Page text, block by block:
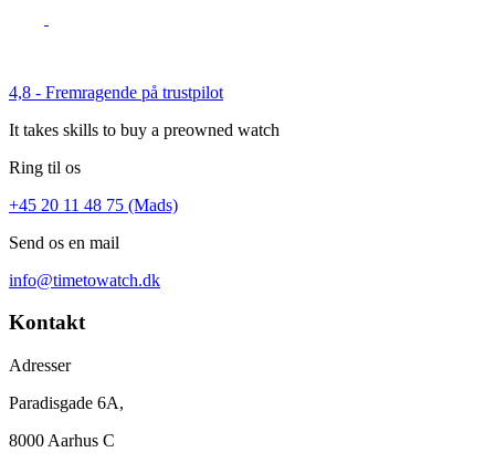
4,8 - Fremragende på trustpilot
It takes skills to buy a preowned watch
Ring til os
+45 20 11 48 75 (Mads)
Send os en mail
info@timetowatch.dk
Kontakt
Adresser
Paradisgade 6A,
8000 Aarhus C